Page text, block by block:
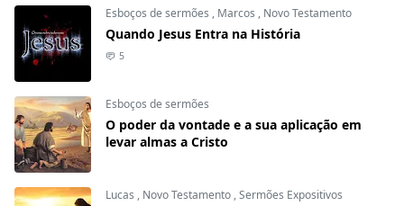
Esboços de sermões , Marcos , Novo Testamento
Quando Jesus Entra na História
5
Esboços de sermões
O poder da vontade e a sua aplicação em
levar almas a Cristo
Lucas , Novo Testamento ,Sermões Expositivos